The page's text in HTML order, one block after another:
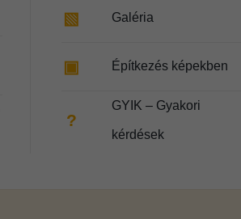
▧ Galéria
▣ Építkezés képekben
?
GYIK – Gyakori
kérdések